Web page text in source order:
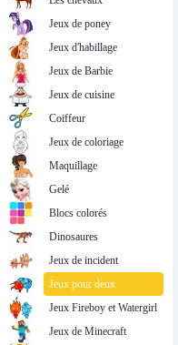
Jeux de poney
Jeux d'habillage
Jeux de Barbie
Jeux de cuisine
Coiffeur
Jeux de coloriage
Maquillage
Gelé
Blocs colorés
Dinosaures
Jeux de incident
Jeux pour deux
Jeux Fireboy et Watergirl
Jeux de Minecraft